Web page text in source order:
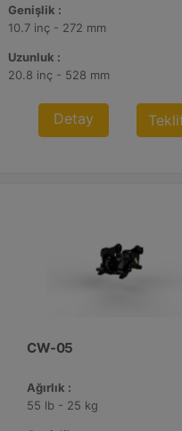
Genişlik :
10.7 inç - 272 mm
Uzunluk :
20.8 inç - 528 mm
Detay
CW-05
Ağırlık :
55 lb - 25 kg